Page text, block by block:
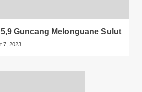
Guncang Melonguane Sulut
7, 2023